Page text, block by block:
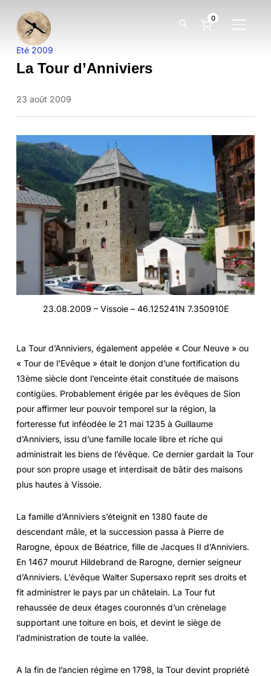
0
Eté 2009
La Tour d’Anniviers
23 août 2009
23.08.2009 – Vissoie – 46.125241N 7.350910E
La Tour d’Anniviers, également appelée « Cour Neuve » ou
« Tour de l’Evêque » était le donjon d’une fortification du
13ème siècle dont l’enceinte était constituée de maisons
contigües. Probablement érigée par les évêques de Sion
pour affirmer leur pouvoir temporel sur la région, la
forteresse fut inféodée le 21 mai 1235 à Guillaume
d’Anniviers, issu d’une famille locale libre et riche qui
administrait les biens de l’évêque. Ce dernier gardait la Tour
pour son propre usage et interdisait de bâtir des maisons
plus hautes à Vissoie.
La famille d’Anniviers s’éteignit en 1380 faute de
descendant mâle, et la succession passa à Pierre de
Rarogne, époux de Béatrice, fille de Jacques II d’Anniviers.
En 1467 mourut Hildebrand de Rarogne, dernier seigneur
d’Anniviers. L’évêque Walter Supersaxo reprit ses droits et
fit administrer le pays par un châtelain. La Tour fut
rehaussée de deux étages couronnés d’un crénelage
supportant une toiture en bois, et devint le siège de
l’administration de toute la vallée.
A la fin de l’ancien régime en 1798, la Tour devint propriété